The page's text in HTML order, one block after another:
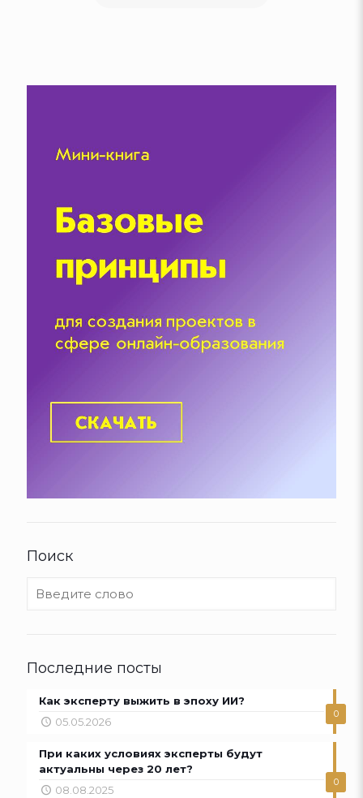
Поиск
Последние посты
0
Как эксперту выжить в эпоху ИИ?
05.05.2026
0
При каких условиях эксперты будут
актуальны через 20 лет?
08.08.2025